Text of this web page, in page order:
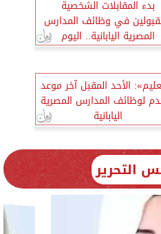
بدء المقابلات الشخصية
في وظائف المدارس
المصرية اليابانية.. اليوم
الأحد المقبل آخر موعد
لوظائف المدارس المصرية
اليابانية
التحرير